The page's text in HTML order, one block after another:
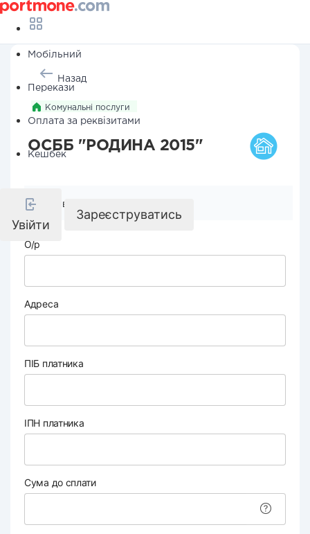
Мобільний
Перекази
Оплата за реквізитами
Кешбек
Увійти
Зареєструватись
Назад
Комунальні послуги
ОСББ "РОДИНА 2015"
Реквізити компанії
О/р
Адреса
ПІБ платника
ІПН платника
Сума до сплати